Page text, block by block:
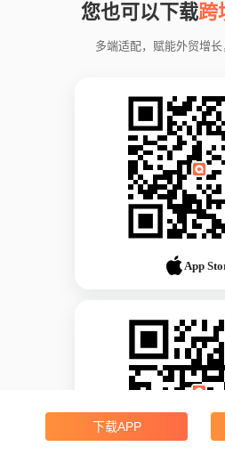
您也可以下载跨
多端适配，赋能外贸增
App
下载APP